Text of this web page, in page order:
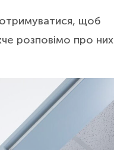
щоб
розповімо про них